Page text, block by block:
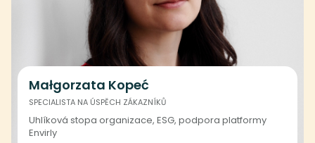
Małgorzata Kopeć
SPECIALISTA NA ÚSPĚCH ZÁKAZNÍKŮ
Uhlíková stopa organizace, ESG, podpora platformy
Envirly